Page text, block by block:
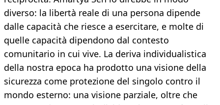
diverso: la libertà reale di una persona dipende
dalle capacità che riesce a esercitare, e molte di
quelle capacità dipendono dal contesto
comunitario in cui vive. La deriva individualistica
della nostra epoca ha prodotto una visione della
sicurezza come protezione del singolo contro il
mondo esterno: una visione parziale, oltre che